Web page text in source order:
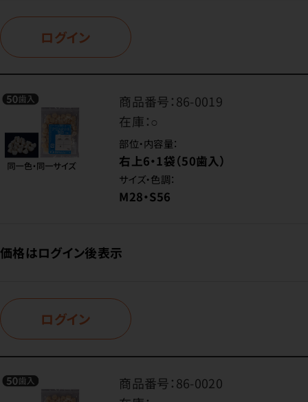
ログイン
商品番号：86-0019
在庫：○
部位・内容量：
右上6・1袋（50歯入）
サイズ・色調：
M28・S56
価格はログイン後表示
ログイン
商品番号：86-0020